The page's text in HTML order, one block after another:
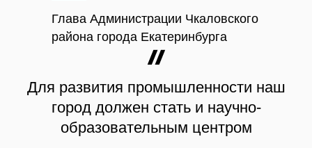
Глава Администрации Чкаловского
района города Екатеринбурга
Для развития промышленности наш
город должен стать и научно-
образовательным центром